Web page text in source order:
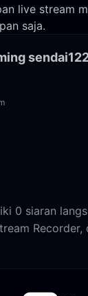
live stream
saja.
0 siaran
Recorder,